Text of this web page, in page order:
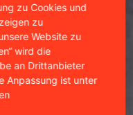
zu Cookies und
zu
Website zu
wird die
an Drittanbieter
Anpassung ist unter